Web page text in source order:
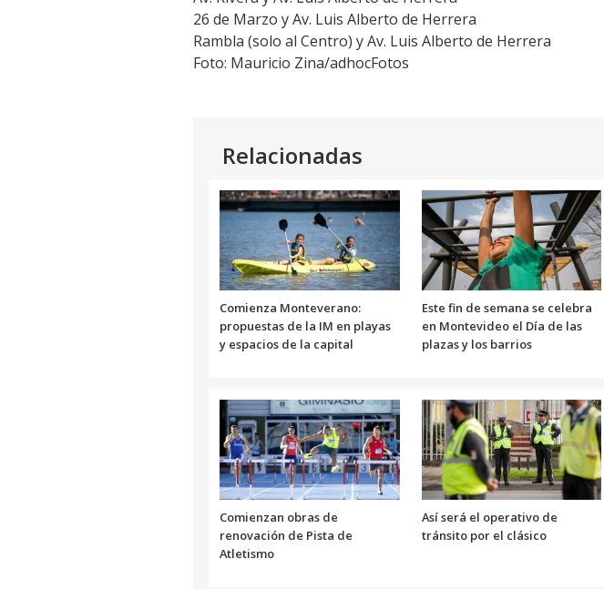
26 de Marzo y Av. Luis Alberto de Herrera
Rambla (solo al Centro) y Av. Luis Alberto de Herrera
Foto: Mauricio Zina/adhocFotos
Relacionadas
Comienza Monteverano:
propuestas de la IM en playas
y espacios de la capital
Este fin de semana se celebra
en Montevideo el Día de las
plazas y los barrios
Comienzan obras de
renovación de Pista de
Atletismo
Así será el operativo de
tránsito por el clásico